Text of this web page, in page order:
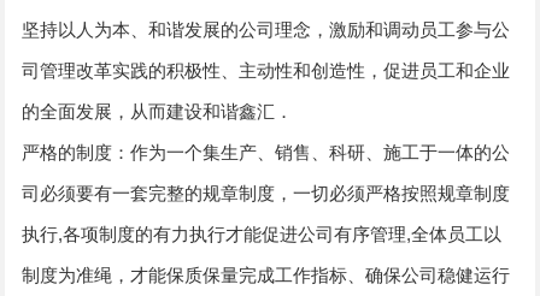
坚持以人为本、和谐发展的公司理念，激励和调动员工参与公
司管理改革实践的积极性、主动性和创造性，促进员工和企业
的全面发展，从而建设和谐鑫汇．
严格的制度：作为一个集生产、销售、科研、施工于一体的公
司必须要有一套完整的规章制度，一切必须严格按照规章制度
执行,各项制度的有力执行才能促进公司有序管理,全体员工以
制度为准绳，才能保质保量完成工作指标、确保公司稳健运行